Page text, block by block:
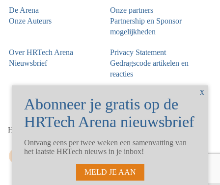
De Arena
Onze Auteurs
Onze partners
Partnership en Sponsor
mogelijkheden
Over HRTech Arena
Nieuwsbrief
Privacy Statement
Gedragscode artikelen en
reacties
HRTechArena 2026©
Ontvang eens per twee weken een samenvatting van
het laatste HRTech nieuws in je inbox!
MELD JE AAN